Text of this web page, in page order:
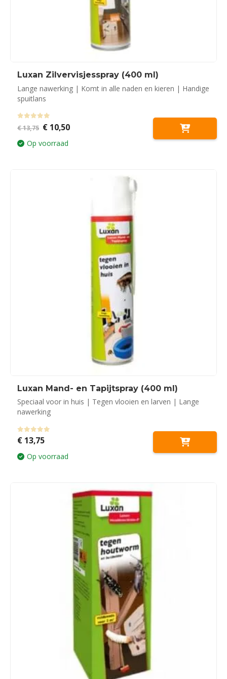
Luxan Zilvervisjesspray (400 ml)
Lange nawerking | Komt in alle naden en kieren | Handige
spuitlans
out of 5
€13,75 Oorspronkelijke
prijs
was:
€ 13,75.
€10,50Huidige
Op voorraad
Luxan Mand- en Tapijtspray (400 ml)
Speciaal voor in huis | Tegen vlooien en larven | Lange
nawerking
0out of 5
€ 13,75
Op voorraad